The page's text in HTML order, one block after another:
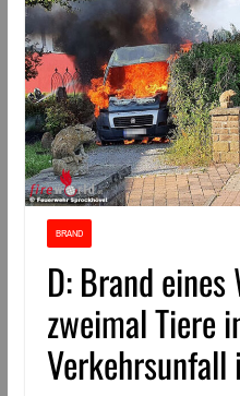
BRAND
D: Brand
zweimal Tiere
Verkehrsunfall